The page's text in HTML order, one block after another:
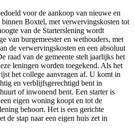
voor de aankoop van nieuwe en
Boxtel, met verwervingskosten tot
van de Starterslening wordt
van burgemeester en wethouders, met
de verwervingskosten en een absoluut
raad van de gemeente stelt jaarlijks het
leningen worden toegekend. Als het
het college aanvragen af. U komt in
en verblijfsgerechtigd bent in
of inwonend bent. Een starter is
eigen woning koopt en tot de
behoort. Het is een gerichte
de stap naar een eigen huis zet in